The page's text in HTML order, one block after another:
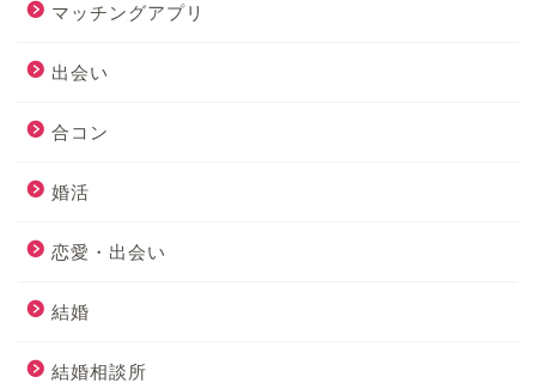
マッチングアプリ
出会い
合コン
婚活
恋愛・出会い
結婚
結婚相談所